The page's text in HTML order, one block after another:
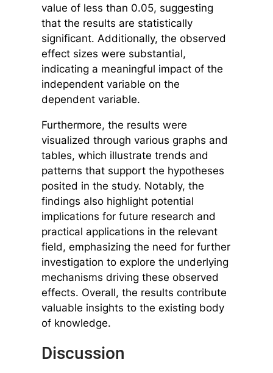
value of less than 0.05, suggesting
that the results are statistically
significant. Additionally, the observed
effect sizes were substantial,
indicating a meaningful impact of the
independent variable on the
dependent variable.
Furthermore, the results were
visualized through various graphs and
tables, which illustrate trends and
patterns that support the hypotheses
posited in the study. Notably, the
findings also highlight potential
implications for future research and
practical applications in the relevant
field, emphasizing the need for further
investigation to explore the underlying
mechanisms driving these observed
effects. Overall, the results contribute
valuable insights to the existing body
of knowledge.
Discussion